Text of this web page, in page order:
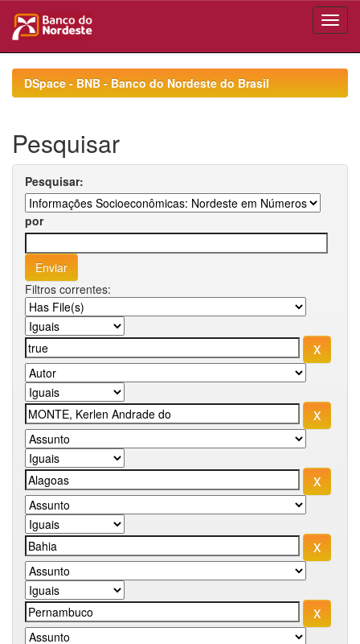
navigationDSpace - BNB - Banco do Nordeste do Brasil
Pesquisar
Pesquisar:
por
Filtros correntes: